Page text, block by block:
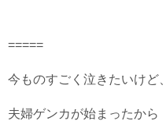
=====
今ものすごく泣きたいけど、
夫婦ゲンカが始まったから